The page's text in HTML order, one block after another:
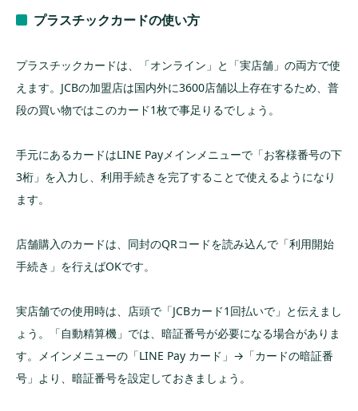
プラスチックカードの使い方
プラスチックカードは、「オンライン」と「実店舗」の両方で使
えます。JCBの加盟店は国内外に3600店舗以上存在するため、普
段の買い物ではこのカード1枚で事足りるでしょう。
手元にあるカードはLINE Payメインメニューで「お客様番号の下
3桁」を入力し、利用手続きを完了することで使えるようになり
ます。
店舗購入のカードは、同封のQRコードを読み込んで「利用開始
手続き」を行えばOKです。
実店舗での使用時は、店頭で「JCBカード1回払いで」と伝えまし
ょう。「自動精算機」では、暗証番号が必要になる場合がありま
す。メインメニューの「LINE Pay カード」→「カードの暗証番
号」より、暗証番号を設定しておきましょう。